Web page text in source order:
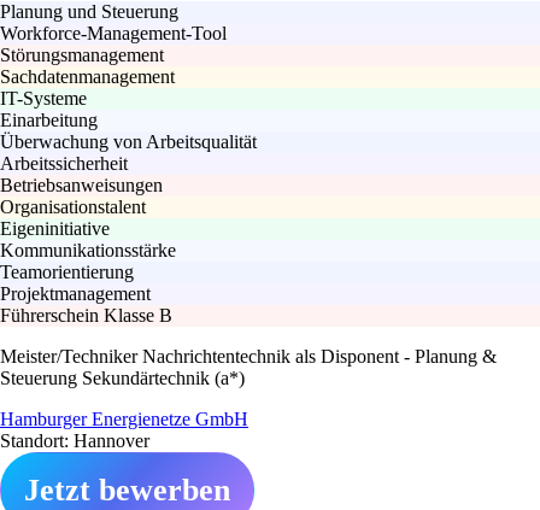
Planung und Steuerung
Workforce-Management-Tool
Störungsmanagement
Sachdatenmanagement
IT-Systeme
Einarbeitung
Überwachung von Arbeitsqualität
Arbeitssicherheit
Betriebsanweisungen
Organisationstalent
Eigeninitiative
Kommunikationsstärke
Teamorientierung
Projektmanagement
Führerschein Klasse B
Meister/Techniker Nachrichtentechnik als Disponent - Planung &
Steuerung Sekundärtechnik (a*)
Hamburger Energienetze GmbH
Standort: Hannover
Jetzt bewerben